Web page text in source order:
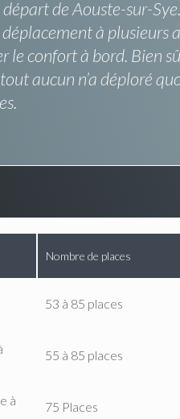
de Aouste-sur-
à
le confort à bord. Bien
aucun n’a déploré
Nombre de places
53 à 85 places
55 à 85 places
à
75 Places